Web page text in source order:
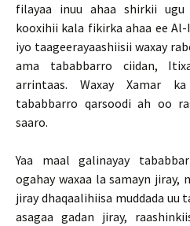
filayaa inuu ahaa shirkii ugu
kooxihii kala fikirka ahaa ee Al-
iyo taageerayaashiisii waxay
ama tababbarro ciidan,
arrintaas. Waxay Xamar
tababbarro qarsoodi ah oo
saaro.
Yaa maal galinayay
ogahay waxaa la samayn jiray,
jiray dhaqaalihiisa muddada uu
asagaa gadan jiray,